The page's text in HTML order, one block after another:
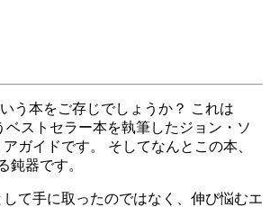
う本をご存じでしょうか？ これは
ベストセラー本を執筆したジョン・ソ
ガイドです。 そしてなんとこの本、
鈍器です。
て手に取ったのではなく、伸び悩むエ